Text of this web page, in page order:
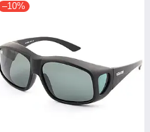
–10%